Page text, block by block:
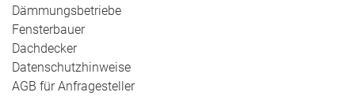
Dämmungsbetriebe
Fensterbauer
Dachdecker
Datenschutzhinweise
AGB für Anfragesteller